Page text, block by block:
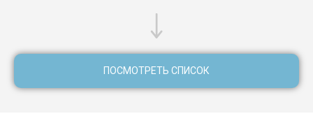
ПОСМОТРЕТЬ СПИСОК